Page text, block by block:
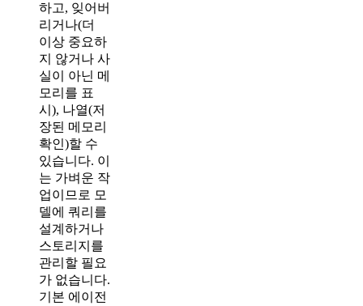
하고, 잊어버
리거나(더
이상 중요하
지 않거나 사
실이 아닌 메
모리를 표
시), 나열(저
장된 메모리
확인)할 수
있습니다. 이
는 가벼운 작
업이므로 모
델에 쿼리를
설계하거나
스토리지를
관리할 필요
가 없습니다.
기본 에이전